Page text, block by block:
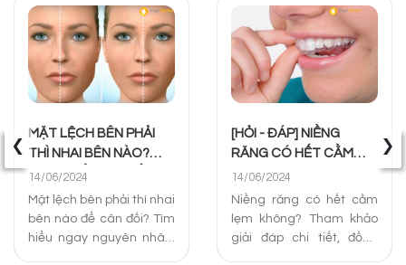
MẶT LỆCH BÊN PHẢI
THÌ NHAI BÊN NÀO?
CÁCH ĐIỀU TRỊ TỐT
NHẤT
14/06/2024
Mặt lệch bên phải thì nhai
bên nào để cân đối? Tìm
hiểu ngay nguyên nhân,
[HỎI - ĐÁP] NIỀNG
RĂNG CÓ HẾT CẰM
LẸM KHÔNG? PHƯƠNG
PHÁP XỬ LÝ
14/06/2024
Niềng răng có hết cằm
lẹm không? Tham khảo
giải đáp chi tiết, đồng
‹ ›